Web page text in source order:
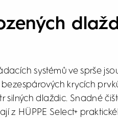
systémů ve sprše
krycích
silných dlaždic. Snadné
z HÜPPE Select+